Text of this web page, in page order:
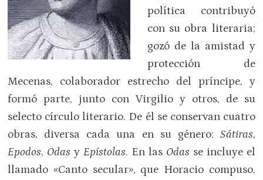
política contribuyó
con su obra literaria;
gozó de la amistad y
protección de
Mecenas, colaborador estrecho del príncipe, y
formó parte, junto con Virgilio y otros, de su
selecto círculo literario. De él se conservan cuatro
obras, diversa cada una en su género: Sátiras,
Epodos, OdasyEpístolas. En las Odas se incluye el
llamado «Canto secular», que Horacio compuso,